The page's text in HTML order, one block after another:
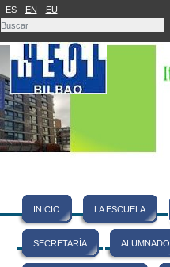
ES EN EU
INICIO LA ESCUELA
SECRETARÍA ALUMNADO